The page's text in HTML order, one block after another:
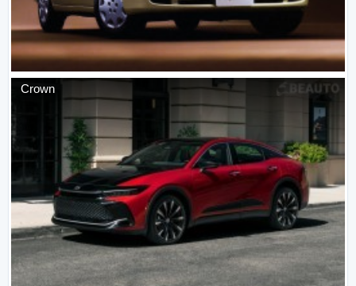
Crown